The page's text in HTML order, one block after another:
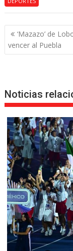
Navegación
de
entradas
‘Mazazo’ de
vencer al Puebla
Noticias